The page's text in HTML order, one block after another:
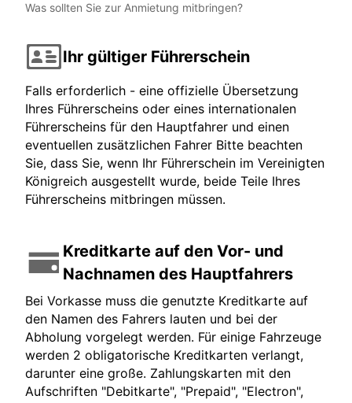
Was sollten Sie zur Anmietung mitbringen?
Ihr gültiger Führerschein
Falls erforderlich - eine offizielle Übersetzung
Ihres Führerscheins oder eines internationalen
Führerscheins für den Hauptfahrer und einen
eventuellen zusätzlichen Fahrer Bitte beachten
Sie, dass Sie, wenn Ihr Führerschein im Vereinigten
Königreich ausgestellt wurde, beide Teile Ihres
Führerscheins mitbringen müssen.
Kreditkarte auf den Vor- und
Nachnamen des Hauptfahrers
Bei Vorkasse muss die genutzte Kreditkarte auf
den Namen des Fahrers lauten und bei der
Abholung vorgelegt werden. Für einige Fahrzeuge
werden 2 obligatorische Kreditkarten verlangt,
darunter eine große. Zahlungskarten mit den
Aufschriften "Debitkarte", "Prepaid", "Electron",